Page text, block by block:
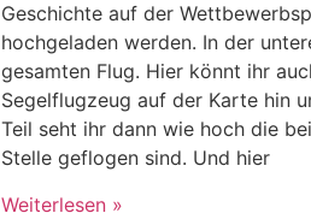
Geschichte auf der
hochgeladen werden. In der
gesamten Flug. Hier könnt ihr
Segelflugzeug auf der Karte hin
Teil seht ihr dann wie hoch die
Stelle geflogen sind. Und hier
Weiterlesen »